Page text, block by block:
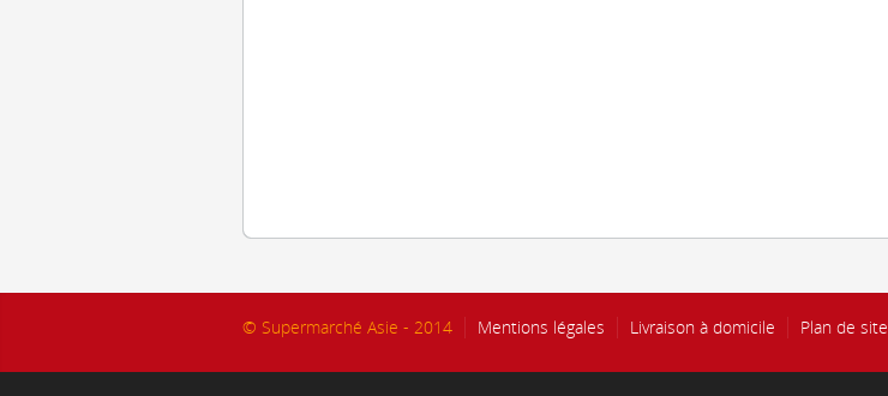
© Supermarché Asie - 2014 Mentions légales Livraison à domicile Plan de site